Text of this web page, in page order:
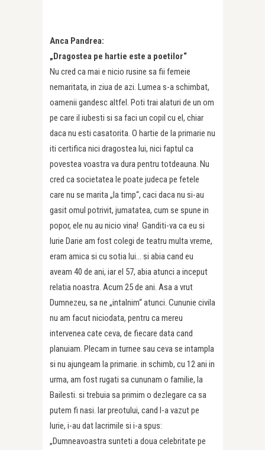
Anca Pandrea:
„Dragostea pe hartie este a poetilor“
Nu cred ca mai e nicio rusine sa fii femeie
nemaritata, in ziua de azi. Lumea s-a schimbat,
oamenii gandesc altfel. Poti trai alaturi de un om
pe care il iubesti si sa faci un copil cu el, chiar
daca nu esti casatorita. O hartie de la primarie nu
iti certifica nici dragostea lui, nici faptul ca
povestea voastra va dura pentru totdeauna. Nu
cred ca societatea le poate judeca pe fetele
care nu se marita „la timp“, caci daca nu si-au
gasit omul potrivit, jumatatea, cum se spune in
popor, ele nu au nicio vina! Ganditi-va ca eu si
Iurie Darie am fost colegi de teatru multa vreme,
eram amica si cu sotia lui… si abia cand eu
aveam 40 de ani, iar el 57, abia atunci a inceput
relatia noastra. Acum 25 de ani. Asa a vrut
Dumnezeu, sa ne „intalnim“ atunci. Cununie civila
nu am facut niciodata, pentru ca mereu
intervenea cate ceva, de fiecare data cand
planuiam. Plecam in turnee sau ceva se intampla
si nu ajungeam la primarie. in schimb, cu 12 ani in
urma, am fost rugati sa cununam o familie, la
Bailesti. si trebuia sa primim o dezlegare ca sa
putem fi nasi. Iar preotului, cand l-a vazut pe
Iurie, i-au dat lacrimile si i-a spus:
„Dumneavoastra sunteti a doua celebritate pe